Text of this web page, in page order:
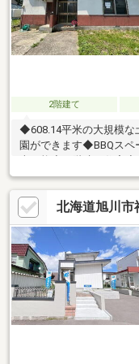
2階建て
◆608.14平米の大規模
園ができます◆BBQスペ
北海道旭川市